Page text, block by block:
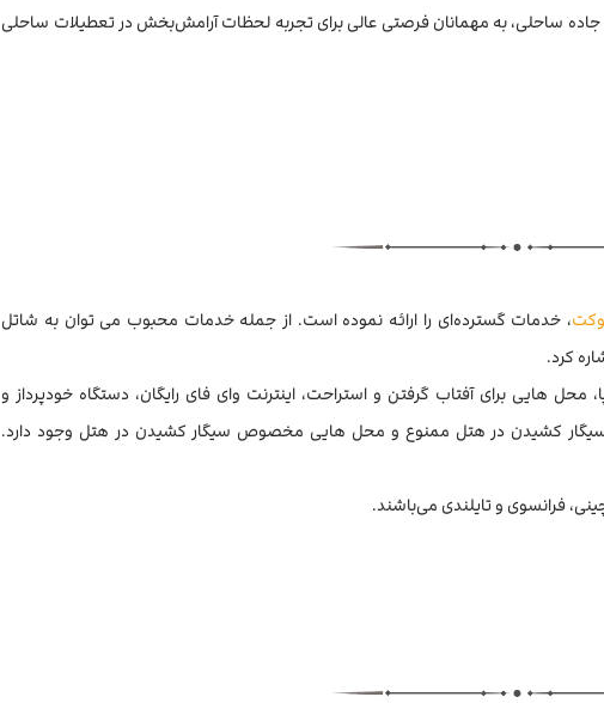
ساحلی، به مهمانان فرصتی عالی برای تجربه لحظات آرامش‌بخش در تعطیلات ساحلی
، خدمات گسترده‌ای را ارائه نموده است. از جمله خدمات محبوب می توان به شاتل
کرد.
هایی برای آفتاب گرفتن و استراحت، اینترنت وای فای رایگان، دستگاه خودپرداز و
سیگار کشیدن در هتل ممنوع و محل هایی مخصوص سیگار کشیدن در هتل وجود دارد.
فرانسوی و تایلندی می‌باشند.